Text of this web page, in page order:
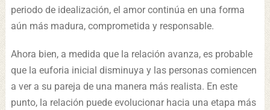
periodo de idealización, el amor continúa en una forma
aún más madura, comprometida y responsable.
Ahora bien, a medida que la relación avanza, es probable
que la euforia inicial disminuya y las personas comiencen
a ver a su pareja de una manera más realista. En este
punto, la relación puede evolucionar hacia una etapa más